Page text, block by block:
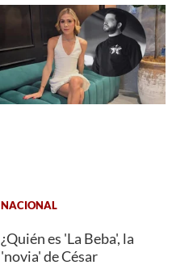
NACIONAL
¿Quién es 'La Beba', la
'novia' de César